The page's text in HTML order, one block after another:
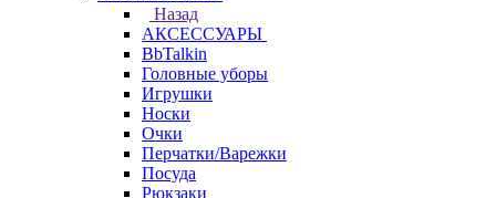
Назад
АКСЕССУАРЫ
BbTalkin
Головные уборы
Игрушки
Носки
Очки
Перчатки/Варежки
Посуда
Рюкзаки